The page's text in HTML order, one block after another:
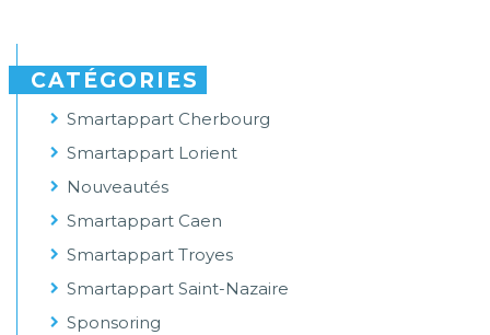
CATÉGORIES
Smartappart Cherbourg
Smartappart Lorient
Nouveautés
Smartappart Caen
Smartappart Troyes
Smartappart Saint-Nazaire
Sponsoring